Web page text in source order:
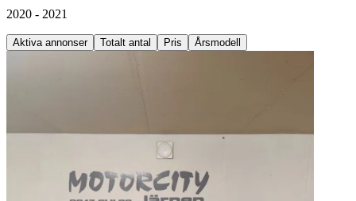
2020 - 2021
Aktiva annonser Totalt antal Pris Årsmodell